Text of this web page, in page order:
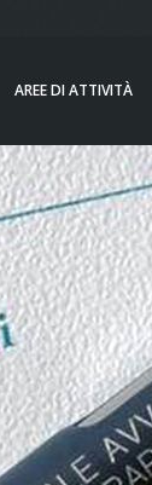
AREE DI ATTIVITÀ